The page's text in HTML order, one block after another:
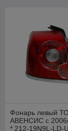
Фонарь левый
АВЕНСИС с
* 212-19N9L-LD-